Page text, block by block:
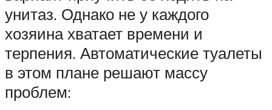
унитаз. Однако не у каждого
хозяина хватает времени и
терпения. Автоматические туалеты
в этом плане решают массу
проблем: